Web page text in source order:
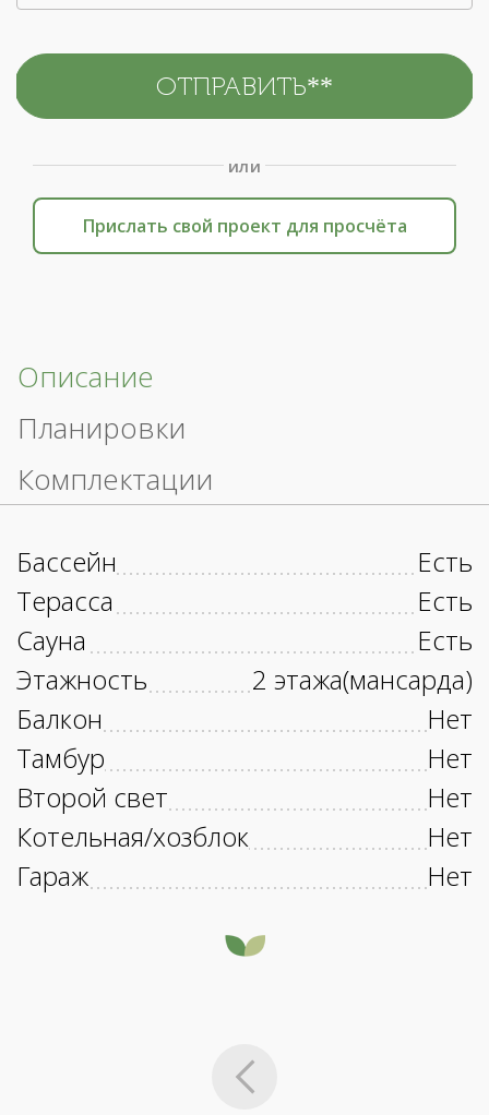
или
Прислать свой проект для просчёта
Описание
Планировки
Комплектации
Бассейн
Есть
Терасса
Есть
Сауна
Есть
Этажность
2 этажа(мансарда)
Балкон
Нет
Тамбур
Нет
Второй свет
Нет
Котельная/хозблок
Нет
Гараж
Нет